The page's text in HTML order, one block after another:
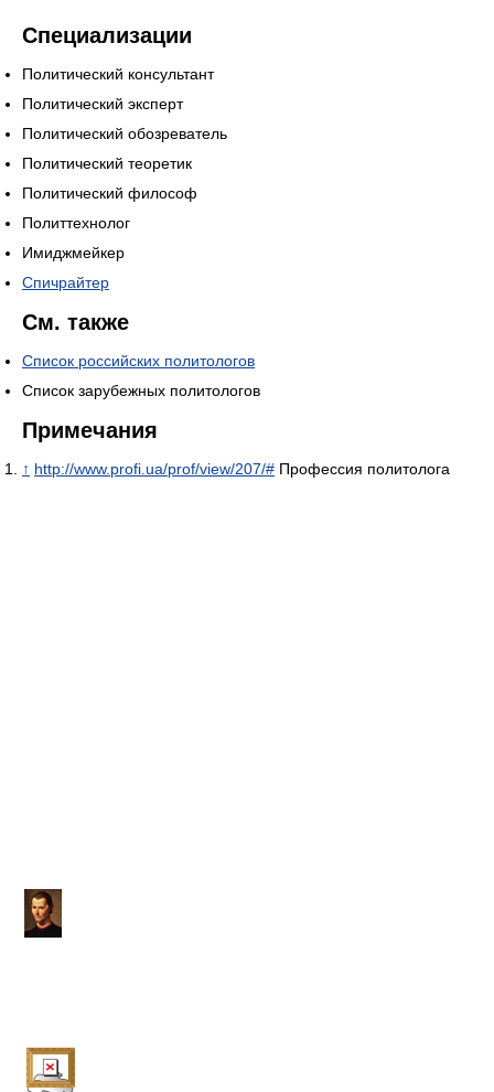
Специализации
Политический консультант
Политический эксперт
Политический обозреватель
Политический теоретик
Политический философ
Политтехнолог
Имиджмейкер
Спичрайтер
См. также
Список российских политологов
Список зарубежных политологов
Примечания
↑ http://www.profi.ua/prof/view/207/# Профессия политолога